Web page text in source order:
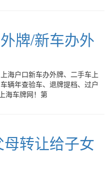
牌/新车办外
海户口新车办外牌、二手车上
辆年查验车、退牌提档、过户
海车牌网！第
转让给子女